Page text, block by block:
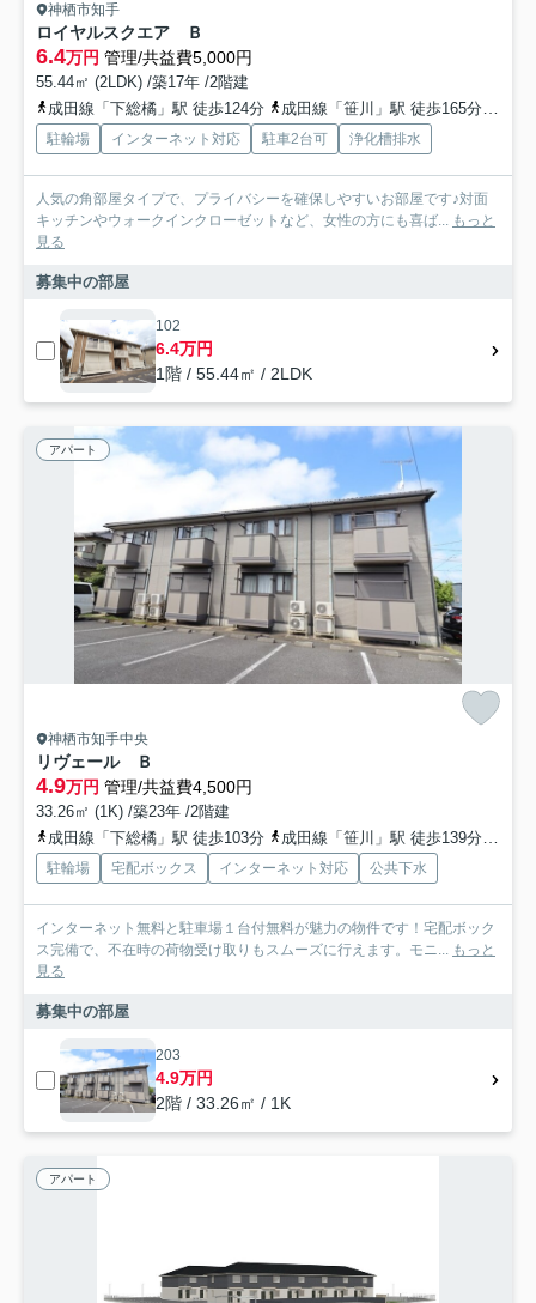
神栖市知手
ロイヤルスクエア Ｂ
6.4万円 管理/共益費5,000円
55.44㎡ (2LDK) /築17年 /2階建
成田線「下総橘」駅 徒歩124分
成田線「笹川」駅 徒歩165分
駐輪場 インターネット対応 駐車2台可 浄化槽排水
人気の角部屋タイプで、プライバシーを確保しやすいお部屋です♪対面
キッチンやウォークインクローゼットなど、女性の方にも喜ば... もっと
見る
募集中の部屋
102
6.4万円
1階 / 55.44㎡ / 2LDK
アパート
神栖市知手中央
リヴェール Ｂ
4.9万円 管理/共益費4,500円
33.26㎡ (1K) /築23年 /2階建
成田線「下総橘」駅 徒歩103分
成田線「笹川」駅 徒歩139分
駐輪場 宅配ボックス インターネット対応 公共下水
インターネット無料と駐車場１台付無料が魅力の物件です！宅配ボック
ス完備で、不在時の荷物受け取りもスムーズに行えます。モニ... もっと
見る
募集中の部屋
203
4.9万円
2階 / 33.26㎡ / 1K
アパート